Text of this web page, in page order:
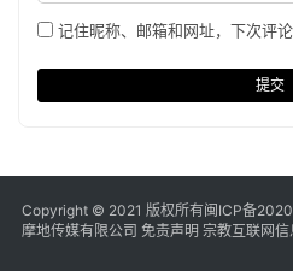
记住昵称、邮箱和网址，下次评
提交
Copyright © 2021 版权所有闽ICP备
摩地传媒有限公司 免责声明 宗教互联网